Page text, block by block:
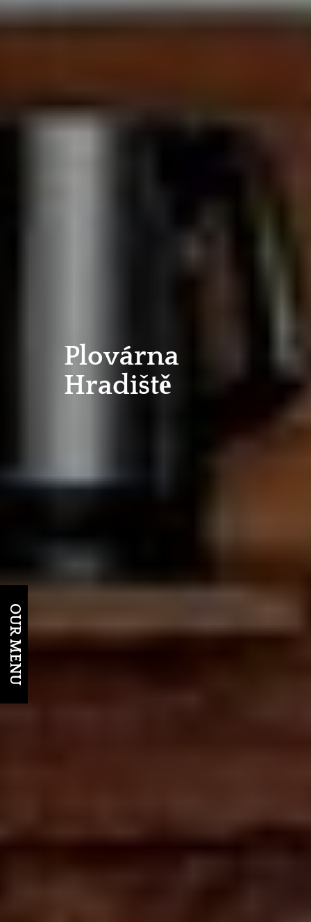
Plovárna
Hradiště
OUR MENU